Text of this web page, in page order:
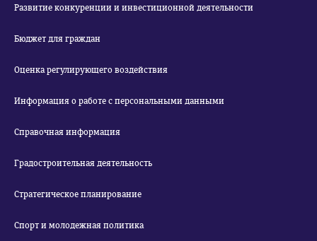
Развитие конкуренции и инвестиционной деятельности
Бюджет для граждан
Оценка регулирующего воздействия
Информация о работе с персональными данными
Справочная информация
Градостроительная деятельность
Стратегическое планирование
Спорт и молодежная политика